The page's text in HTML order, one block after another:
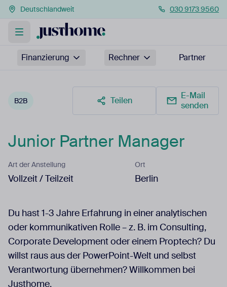
Deutschlandweit 030 9173 9560
Finanzierung Rechner Partner
B2B Teilen
E-Mail
senden
Junior Partner Manager
Art der Anstellung
Vollzeit / Teilzeit
Ort
Berlin
Du hast 1-3 Jahre Erfahrung in einer analytischen
oder kommunikativen Rolle – z. B. im Consulting,
Corporate Development oder einem Proptech? Du
willst raus aus der PowerPoint-Welt und selbst
Verantwortung übernehmen? Willkommen bei
Justhome.